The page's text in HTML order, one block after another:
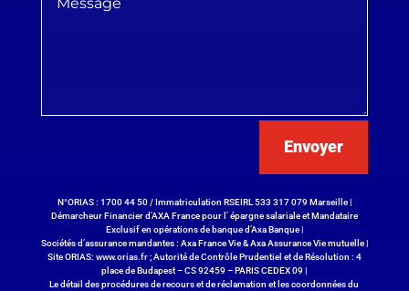
Envoyer
N°ORIAS : 1700 44 50 / Immatriculation RSEIRL 533 317 079 Marseille |
Démarcheur Financier d’AXA France pour l’ épargne salariale et Mandataire
Exclusif en opérations de banque d’Axa Banque |
Sociétés d’assurance mandantes : Axa France Vie & Axa Assurance Vie mutuelle |
Site ORIAS: www.orias.fr; Autorité de Contrôle Prudentiel et de Résolution : 4
place de Budapest – CS 92459 – PARIS CEDEX 09 |
Le détail des procédures de recours et de réclamation et les coordonnées du